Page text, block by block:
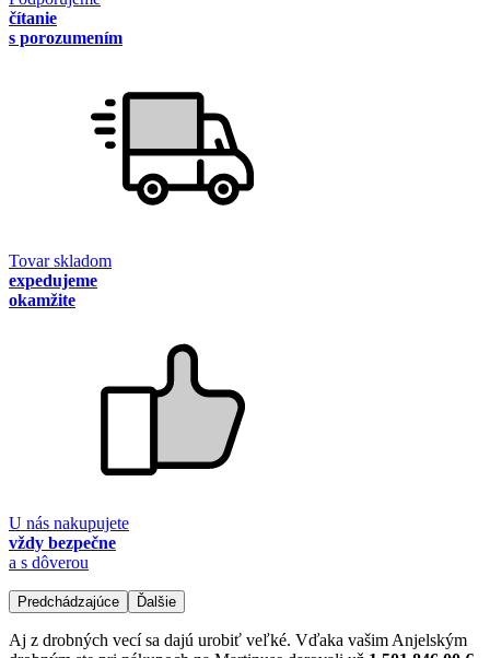
čítanie
s porozumením
Tovar skladom
expedujeme
okamžite
U nás nakupujete
vždy bezpečne
a s dôverou
Predchádzajúce Ďalšie
Aj z drobných vecí sa dajú urobiť veľké. Vďaka vašim Anjelským